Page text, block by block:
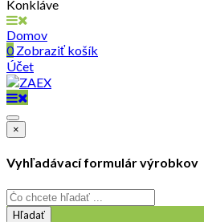
Konkláve
Domov
0Zobraziť košík
Účet
×
Vyhľadávací formulár výrobkov
Hľadať